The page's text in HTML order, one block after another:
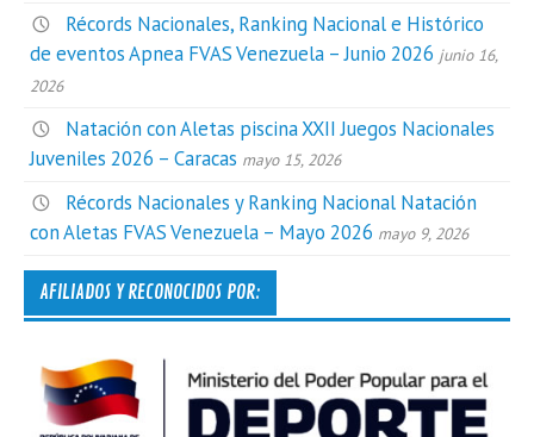
Récords Nacionales, Ranking Nacional e Histórico
de eventos Apnea FVAS Venezuela – Junio 2026 junio 16,
2026
Natación con Aletas piscina XXII Juegos Nacionales
Juveniles 2026 – Caracas mayo 15, 2026
Récords Nacionales y Ranking Nacional Natación
con Aletas FVAS Venezuela – Mayo 2026 mayo 9, 2026
AFILIADOS Y RECONOCIDOS POR: